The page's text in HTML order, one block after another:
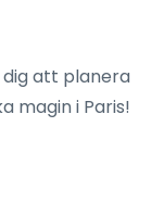
att planera
magin i Paris!